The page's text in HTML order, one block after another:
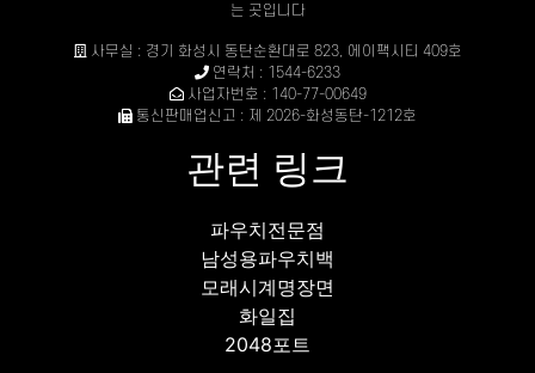
는 곳입니다
사무실 : 경기 화성시 동탄순환대로 823, 에이팩시티 409호
연락처 : 1544-6233
사업자번호 : 140-77-00649
통신판매업신고 : 제 2026-화성동탄-1212호
관련 링크
파우치전문점
남성용파우치백
모래시계명장면
화일집
2048포트